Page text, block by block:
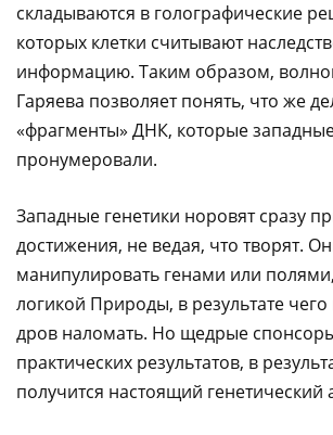
складываются в голографические
которых клетки считывают
информацию. Таким образом,
Гаряева позволяет понять, что же
«фрагменты» ДНК, которые
пронумеровали.
Западные генетики норовят сразу
достижения, не ведая, что творят.
манипулировать генами или
логикой Природы, в результате
дров наломать. Но щедрые
практических результатов, в
получится настоящий генетический